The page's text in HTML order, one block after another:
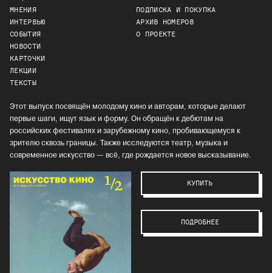
МНЕНИЯ
ИНТЕРВЬЮ
СОБЫТИЯ
НОВОСТИ
КАРТОЧКИ
ЛЕКЦИИ
ТЕКСТЫ
ПОДПИСКА И ПОКУПКА
АРХИВ НОМЕРОВ
О ПРОЕКТЕ
Этот выпуск посвящён молодому кино и авторам, которые делают
первые шаги, ищут язык и форму. Он обращён к дебютам на
российских фестивалях и зарубежному кино, пробивающемуся к
зрителю сквозь границы. Также исследуются театр, музыка и
современное искусство — всё, где рождается новое высказывание.
КУПИТЬ
ПОДРОБНЕЕ